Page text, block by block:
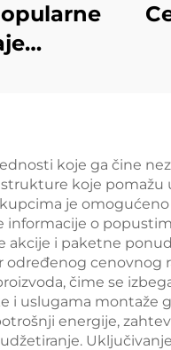
koje ga čine
koje
je
o
akcije i paketne
cenovnog
čime se
i uslugama
energije,